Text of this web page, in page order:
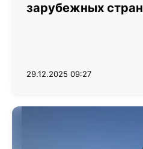
зарубежных стран
29.12.2025 09:27